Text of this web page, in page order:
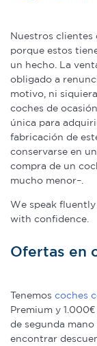
Nuestros clientes
porque estos
un hecho. La
obligado a
motivo, ni
coches de
única para
fabricación de
conservarse en
compra de un
mucho menor–.
We speak
with confidence.
Ofertas en
Tenemos coches
Premium y
de segunda
encontrar